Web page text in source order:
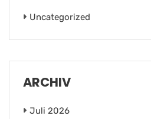
Uncategorized
ARCHIV
Juli 2026